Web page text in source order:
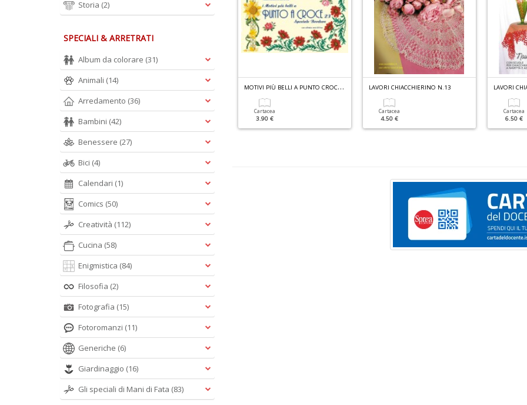
L
AVORI ARTISTICI ALL'UNCINETTO N.44
Cartacea
M
OTIVI PIÙ BELLI A PUNTO CROCE N.23
Cartacea
3.90 €
LAVORI CHIACCHIERINO N.13
Cartacea
4.50 €
LAVORI
Cartacea
6.50 €
Storia (2)
SPECIALI & ARRETRATI
Album da colorare (31)
Animali (14)
Arredamento (36)
Bambini (42)
Benessere (27)
Bici (4)
Calendari (1)
Comics (50)
Creatività (112)
Cucina (58)
Enigmistica (84)
Filosofia (2)
Fotografia (15)
Fotoromanzi (11)
Generiche (6)
Giardinaggio (16)
Gli speciali di Mani di Fata (83)